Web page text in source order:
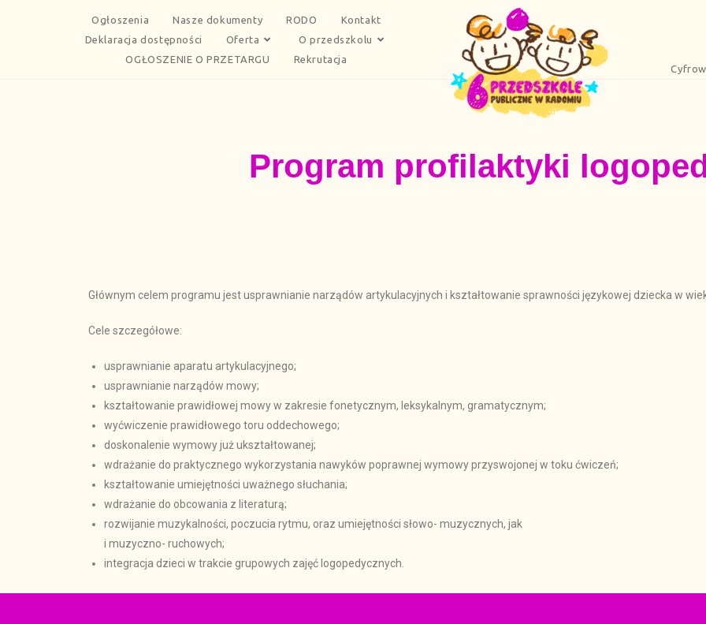
Ogłoszenia Nasze dokumenty RODO
Kontakt
Deklaracja dostępności
Oferta
O przedszkolu
OGŁOSZENIE O PRZETARGU
Rekrutacja
Program profilaktyki
Głównym celem programu jest usprawnianie narządów artykulacyjnych i kształtowanie sprawności językowej dziecka w
Cele szczegółowe:
usprawnianie aparatu artykulacyjnego;
usprawnianie narządów mowy;
kształtowanie prawidłowej mowy w zakresie fonetycznym, leksykalnym, gramatycznym;
wyćwiczenie prawidłowego toru oddechowego;
doskonalenie wymowy już ukształtowanej;
wdrażanie do praktycznego wykorzystania nawyków poprawnej wymowy przyswojonej w toku ćwiczeń;
kształtowanie umiejętności uważnego słuchania;
wdrażanie do obcowania z literaturą;
rozwijanie muzykalności, poczucia rytmu, oraz umiejętności słowo- muzycznych, jak
i muzyczno- ruchowych;
integracja dzieci w trakcie grupowych zajęć logopedycznych.